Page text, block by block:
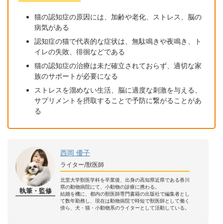
猫の認知症の原因には、加齢や老化、ストレス、脳の
病気がある
認知症の猫で代表的な症状は、無駄鳴きや夜鳴き、ト
イレの失敗、徘徊などである
猫の認知症の治療は未だ確立されておらず、適切な家
族のサポートが必要になる
ストレスを溜めない生活、脳に適度な刺激を与える、
サプリメントを摂取することで予防に繋がることがあ
る
執筆・監修
西岡 優子
ライター/獣医師
北里大学獣医学科を卒業後、出身の高知県近県である香川
県の動物病院にて、小動物の診療に携わる。
結婚を機に、都内の獣医師専門書籍の出版社で編集者とし
て数年勤務し、現在は動物病院で時短で獣医師として働く
傍ら、犬・猫・小動物系のライターとして活動している。